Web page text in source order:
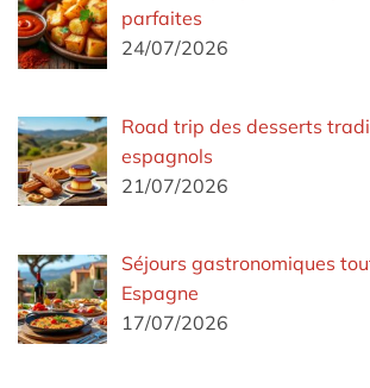
parfaites
24/07/2026
Road trip des desserts
espagnols
21/07/2026
Séjours gastronomiques
Espagne
17/07/2026